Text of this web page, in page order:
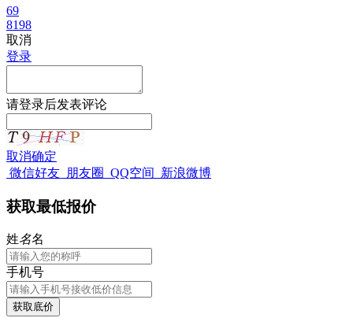
69
8198
取消
登录
请登录后发表评论
取消确定
微信好友 朋友圈 QQ空间 新浪微博
获取最低报价
姓名名
手机号
获取底价